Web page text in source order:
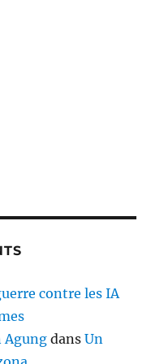
contre les IA
Agung dansUn